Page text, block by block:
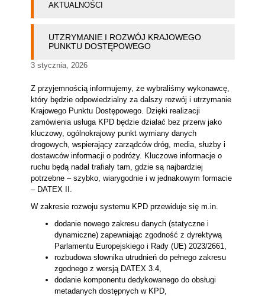
AKTUALNOŚCI
UTZRYMANIE I ROZWÓJ KRAJOWEGO
PUNKTU DOSTĘPOWEGO
3 stycznia, 2026
Z przyjemnością informujemy, że wybraliśmy wykonawcę,
który będzie odpowiedzialny za dalszy rozwój i utrzymanie
Krajowego Punktu Dostępowego. Dzięki realizacji
zamówienia usługa KPD będzie działać bez przerw jako
kluczowy, ogólnokrajowy punkt wymiany danych
drogowych, wspierający zarządców dróg, media, służby i
dostawców informacji o podróży. Kluczowe informacje o
ruchu będą nadal trafiały tam, gdzie są najbardziej
potrzebne – szybko, wiarygodnie i w jednakowym formacie
– DATEX II.
W zakresie rozwoju systemu KPD przewiduje się m.in.
dodanie nowego zakresu danych (statyczne i
dynamiczne) zapewniając zgodność z dyrektywą
Parlamentu Europejskiego i Rady (UE) 2023/2661,
rozbudowa słownika utrudnień do pełnego zakresu
zgodnego z wersją DATEX 3.4,
dodanie komponentu dedykowanego do obsługi
metadanych dostępnych w KPD,